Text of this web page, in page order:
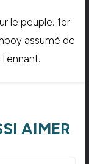
le peuple. 1er
assumé de
AIMER